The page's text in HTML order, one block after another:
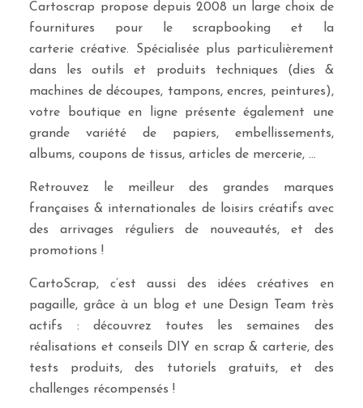
Cartoscrap propose depuis 2008 un large choix de
fournitures pour le scrapbooking et la
carterie créative. Spécialisée plus particulièrement
dans les outils et produits techniques (dies &
machines de découpes, tampons, encres, peintures),
votre boutique en ligne présente également une
grande variété de papiers, embellissements,
albums, coupons de tissus, articles de mercerie, …
Retrouvez le meilleur des grandes marques
françaises & internationales de loisirs créatifs avec
des arrivages réguliers de nouveautés, et des
promotions !
CartoScrap, c’est aussi des idées créatives en
pagaille, grâce à un blog et une Design Team très
actifs : découvrez toutes les semaines des
réalisations et conseils DIY en scrap & carterie, des
tests produits, des tutoriels gratuits, et des
challenges récompensés !